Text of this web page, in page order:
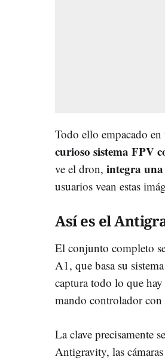
Todo ello empacado
curioso sistema FPV
ve el dron, integra
usuarios vean estas
Así es el
El conjunto completo
A1, que basa su
captura todo lo que
mando controlador con
La clave precisamente
Antigravity, las